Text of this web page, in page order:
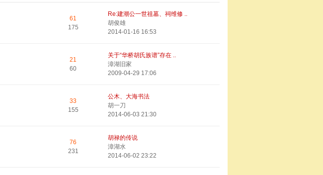
61
175
Re:建潮公一世祖墓、祠维修 ..
胡俊雄
2014-01-16 16:53
21
60
关于“华桥胡氏族谱”存在 ..
漳湖旧家
2009-04-29 17:06
33
155
公木、大海书法
胡一刀
2014-06-03 21:30
76
231
胡禄的传说
漳湖水
2014-06-02 23:22